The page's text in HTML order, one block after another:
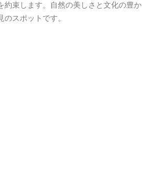
束します。自然の美しさと文化の豊か
スポットです。